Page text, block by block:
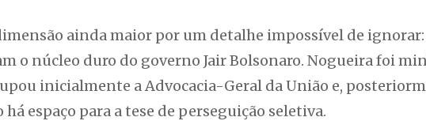
ainda maior por um detalhe impossível de
o núcleo duro do governo Jair Bolsonaro. Nogueira foi
inicialmente a Advocacia-Geral da União e,
há espaço para a tese de perseguição seletiva.